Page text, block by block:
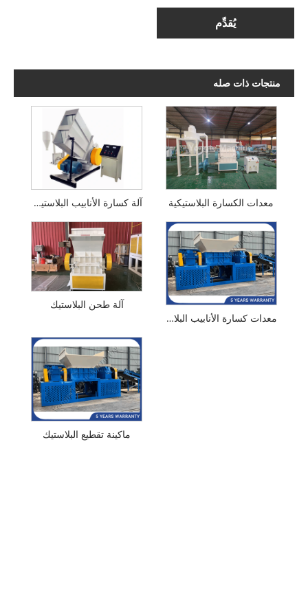
يُقدِّم
منتجات ذات صله
آلة كسارة الأنابيب البلاستيكية معدات الكسارة البلاستيكية
آلة طحن البلاستيك
معدات كسارة الأنابيب البلاستيكية
ماكينة تقطيع البلاستيك